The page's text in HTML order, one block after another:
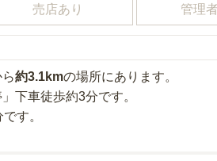
売店あり 管理
約3.1kmの場所にあり ます。
下車徒歩約3分です。
です。